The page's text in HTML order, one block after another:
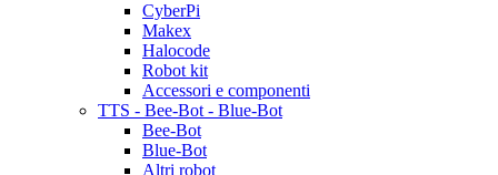
CyberPi
Makex
Halocode
Robot kit
Accessori e componenti
TTS - Bee-Bot - Blue-Bot
Bee-Bot
Blue-Bot
Altri robot